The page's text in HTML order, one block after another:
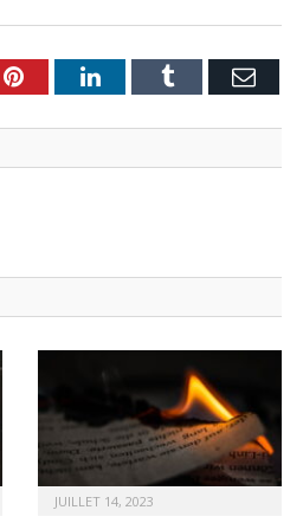
PinterestLinkedInTumblr Email
JUILLET 14, 2023